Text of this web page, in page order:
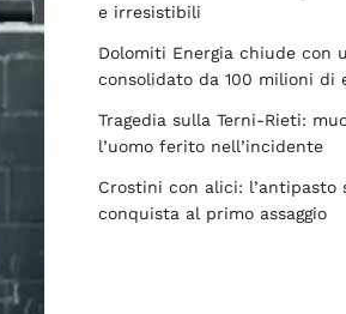
e irresistibili
Dolomiti Energia chiude con
consolidato da 100 milioni di
Tragedia sulla Terni-Rieti:
l’uomo ferito nell’incidente
Crostini con alici: l’antipasto
conquista al primo assaggio